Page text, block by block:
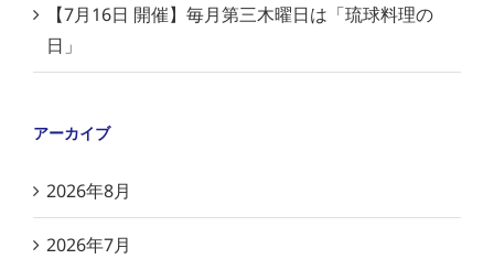
【7月16日 開催】毎月第三木曜日は「琉球料理の
日」
アーカイブ
2026年8月
2026年7月